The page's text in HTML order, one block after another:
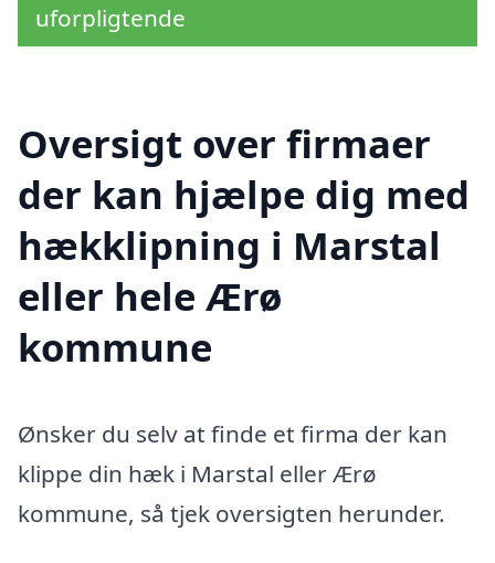
uforpligtende
Oversigt over firmaer
der kan hjælpe dig med
hækklipning i Marstal
eller hele Ærø
kommune
Ønsker du selv at finde et firma der kan
klippe din hæk i Marstal eller Ærø
kommune, så tjek oversigten herunder.